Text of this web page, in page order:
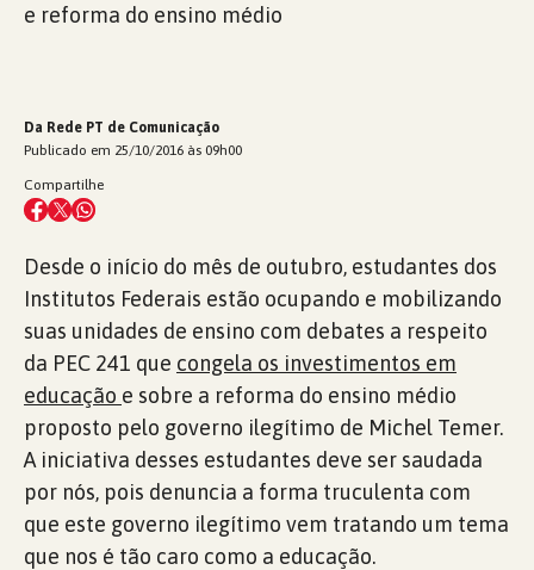
e reforma do ensino médio
Da Rede PT de Comunicação
Publicado em 25/10/2016 às 09h00
Compartilhe
Desde o início do mês de outubro, estudantes dos
Institutos Federais estão ocupando e mobilizando
suas unidades de ensino com debates a respeito
da PEC 241 que congela os investimentos em
educação e sobre a reforma do ensino médio
proposto pelo governo ilegítimo de Michel Temer.
A iniciativa desses estudantes deve ser saudada
por nós, pois denuncia a forma truculenta com
que este governo ilegítimo vem tratando um tema
que nos é tão caro como a educação.